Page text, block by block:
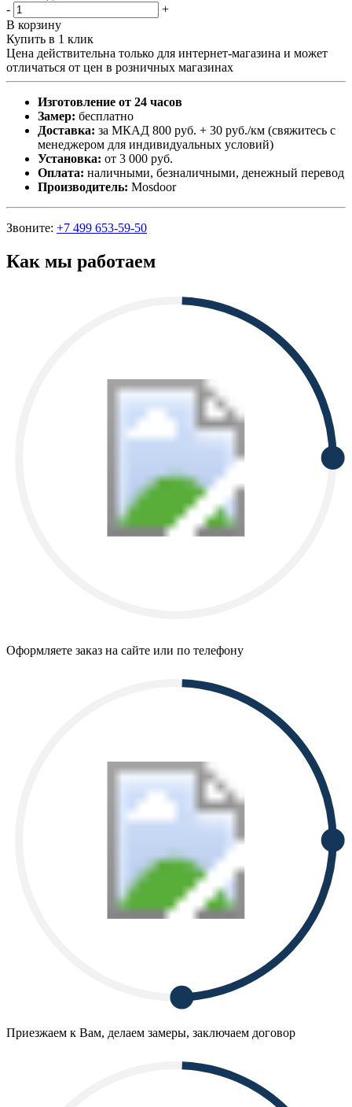
-
+
В корзину
Купить в 1 клик
Цена действительна только для интернет-магазина и может
отличаться от цен в розничных магазинах
Изготовление от 24 часов
Замер: бесплатно
Доставка: за МКАД 800 руб. + 30 руб./км (свяжитесь с
менеджером для индивидуальных условий)
Установка: от 3 000 руб.
Оплата: наличными, безналичными, денежный перевод
Производитель: Mosdoor
Звоните: +7 499 653-59-50
Как мы работаем
Оформляете заказ на сайте или по телефону
Приезжаем к Вам, делаем замеры, заключаем договор